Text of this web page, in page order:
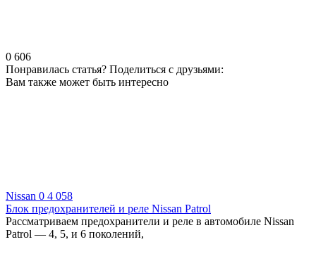
0 606
Понравилась статья? Поделиться с друзьями:
Вам также может быть интересно
Nissan 0 4 058
Блок предохранителей и реле Nissan Patrol
Рассматриваем предохранители и реле в автомобиле Nissan
Patrol — 4, 5, и 6 поколений,